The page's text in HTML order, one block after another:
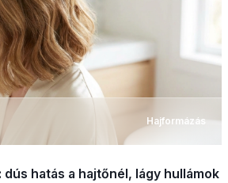
Hajformázás
hatás a hajtőnél, lágy hullámok